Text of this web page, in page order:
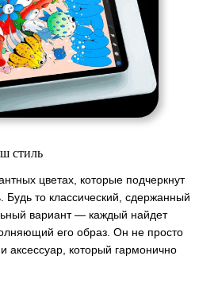
стиль
цветах, которые подчеркнут
Будь то классический, сдержанный
вариант — каждый найдет
его образ. Он не просто
аксессуар, который гармонично